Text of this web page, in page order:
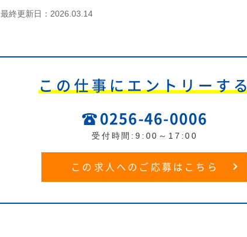
最終更新日：2026.03.14
この仕事にエントリーする
0256-46-0006
受付時間:9:00～17:00
この求人へのご応募はこちら